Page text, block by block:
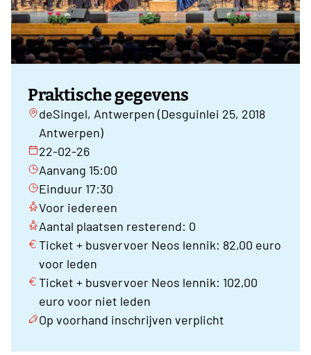
Praktische gegevens
deSingel, Antwerpen (Desguinlei 25, 2018
Antwerpen)
22-02-26
Aanvang 15:00
Einduur 17:30
Voor iedereen
Aantal plaatsen resterend: 0
Ticket + busvervoer Neos lennik: 82,00 euro
voor leden
Ticket + busvervoer Neos lennik: 102,00
euro voor niet leden
Op voorhand inschrijven verplicht